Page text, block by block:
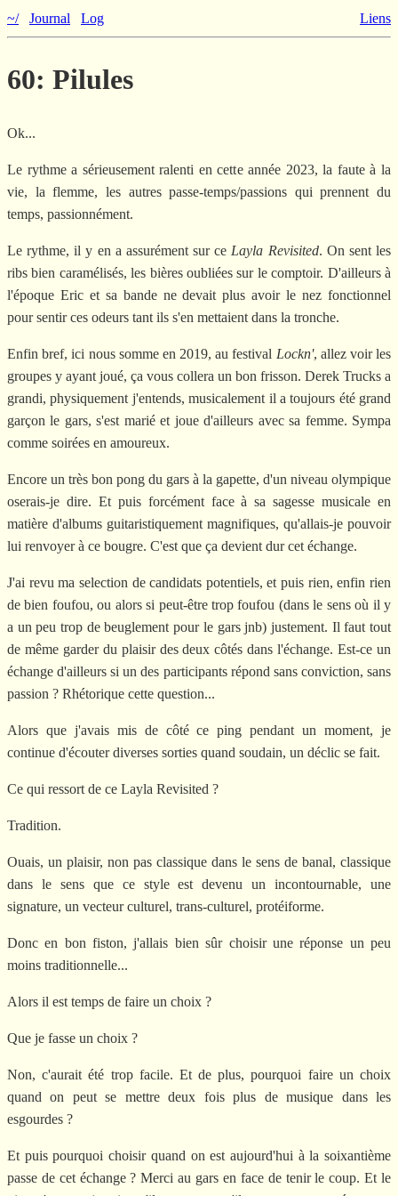
~/ Journal Log Liens
60: Pilules
Ok...
Le rythme a sérieusement ralenti en cette année 2023, la faute à la
vie, la flemme, les autres passe-temps/passions qui prennent du
temps, passionnément.
Le rythme, il y en a assurément sur ce Layla Revisited. On sent les
ribs bien caramélisés, les bières oubliées sur le comptoir. D'ailleurs à
l'époque Eric et sa bande ne devait plus avoir le nez fonctionnel
pour sentir ces odeurs tant ils s'en mettaient dans la tronche.
Enfin bref, ici nous somme en 2019, au festival Lockn', allez voir les
groupes y ayant joué, ça vous collera un bon frisson. Derek Trucks a
grandi, physiquement j'entends, musicalement il a toujours été grand
garçon le gars, s'est marié et joue d'ailleurs avec sa femme. Sympa
comme soirées en amoureux.
Encore un très bon pong du gars à la gapette, d'un niveau olympique
oserais-je dire. Et puis forcément face à sa sagesse musicale en
matière d'albums guitaristiquement magnifiques, qu'allais-je pouvoir
lui renvoyer à ce bougre. C'est que ça devient dur cet échange.
J'ai revu ma selection de candidats potentiels, et puis rien, enfin rien
de bien foufou, ou alors si peut-être trop foufou (dans le sens où il y
a un peu trop de beuglement pour le gars jnb) justement. Il faut tout
de même garder du plaisir des deux côtés dans l'échange. Est-ce un
échange d'ailleurs si un des participants répond sans conviction, sans
passion ? Rhétorique cette question...
Alors que j'avais mis de côté ce ping pendant un moment, je
continue d'écouter diverses sorties quand soudain, un déclic se fait.
Ce qui ressort de ce Layla Revisited ?
Tradition.
Ouais, un plaisir, non pas classique dans le sens de banal, classique
dans le sens que ce style est devenu un incontournable, une
signature, un vecteur culturel, trans-culturel, protéiforme.
Donc en bon fiston, j'allais bien sûr choisir une réponse un peu
moins traditionnelle...
Alors il est temps de faire un choix ?
Que je fasse un choix ?
Non, c'aurait été trop facile. Et de plus, pourquoi faire un choix
quand on peut se mettre deux fois plus de musique dans les
esgourdes ?
Et puis pourquoi choisir quand on est aujourd'hui à la soixantième
passe de cet échange ? Merci au gars en face de tenir le coup. Et le